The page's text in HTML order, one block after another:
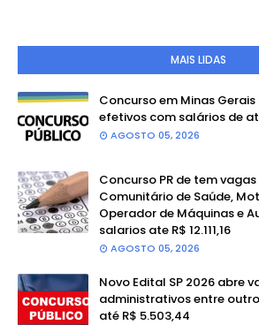
MAIS LIDAS
Concurso em Minas
efetivos com salários de
AGOSTO 05, 2026
Concurso PR de tem
Comunitário de Saúde,
Operador de Máquinas e
salarios ate R$ 12.111,16
AGOSTO 05, 2026
Novo Edital SP 2026 abre
administrativos entre
até R$ 5.503,44